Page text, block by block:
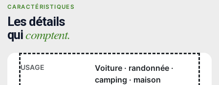
CARACTÉRISTIQUES
Les détails
quicomptent.
USAGE
Voiture · randonnée ·
camping · maison